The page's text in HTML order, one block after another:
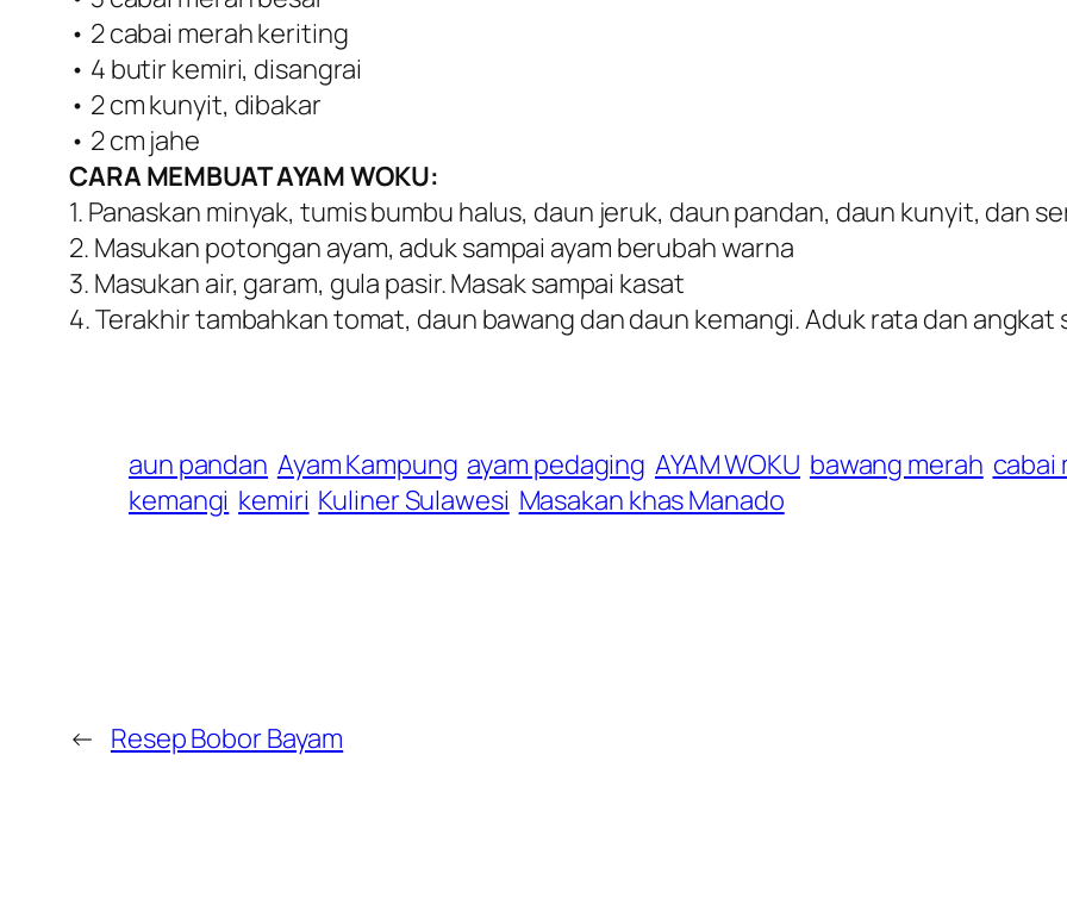
• 2 cabai merah keriting
• 4 butir kemiri, disangrai
• 2 cm kunyit, dibakar
• 2 cm jahe
CARA MEMBUAT AYAM WOKU:
1. Panaskan minyak, tumis bumbu halus, daun jeruk, daun pandan, daun kunyit, dan
2. Masukan potongan ayam, aduk sampai ayam berubah warna
3. Masukan air, garam, gula pasir. Masak sampai kasat
4. Terakhir tambahkan tomat, daun bawang dan daun kemangi. Aduk rata dan angkat
aun pandan Ayam Kampung ayam pedaging AYAM WOKU bawang merah cabai
kemangi kemiri Kuliner Sulawesi Masakan khas Manado
← Resep Bobor Bayam